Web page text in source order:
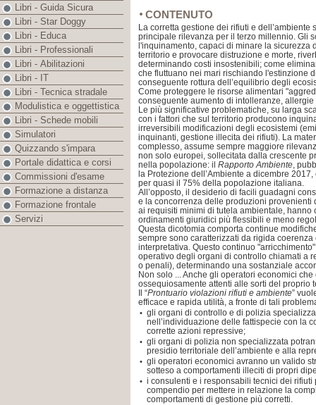
CONTENUTO
La corretta gestione dei rifiuti e
principale rilevanza per il terzo millennio. Gli
l'inquinamento, capaci di minare la sicurezza
territorio e provocare distruzione e morte,
determinando costi insostenibili; come
che fluttuano nei mari rischiando l'estinzione
conseguente rottura dell’equilibrio degli
Come proteggere le risorse alimentari
conseguente aumento di intolleranze,
Le più significative problematiche, su larga
con i fattori che sul territorio producono
irreversibili modificazioni degli ecosistemi
inquinanti, gestione illecita dei rifiuti). La
complesso, assume sempre maggiore
non solo europei, sollecitata dalla crescente
nella popolazione: il Rapporto Ambiente,
la Protezione dell’Ambiente a dicembre
per quasi il 75% della popolazione italiana.
All’opposto, il desiderio di facili guadagni
e la concorrenza delle produzioni provenienti
ai requisiti minimi di tutela ambientale,
ordinamenti giuridici più flessibili e meno
Questa dicotomia comporta continue
sempre sono caratterizzati da rigida
interpretativa. Questo continuo
operativo degli organi di controllo chiamati a
o penali), determinando una sostanziale
Non solo ... Anche gli operatori economici
ossequiosamente attenti alle sorti del proprio
Il “Prontuario violazioni rifiuti e ambiente”
efficace e rapida utilità, a fronte di tali
• gli organi di controllo e di polizia
nell’individuazione delle fattispecie con la
corrette azioni repressive;
• gli organi di polizia non specializzata
presidio territoriale dell’ambiente e alla
• gli operatori economici avranno un valido
sotteso a comportamenti illeciti di propri
• i consulenti e i responsabili tecnici dei
compendio per mettere in relazione la
comportamenti di gestione più corretti.
Libri - Guida Sicura
Libri - Star Doggy
Libri - Educa
Libri - Professionali
Libri - Abilitazioni
Libri - IT
Libri - Tecnica stradale
Modulistica e oggettistica
Libri - Schede mobili
Simulatori
Quizzando s'impara
Portale didattica e corsi
Commissioni d'esame
Formazione a distanza
Formazione frontale
Servizi